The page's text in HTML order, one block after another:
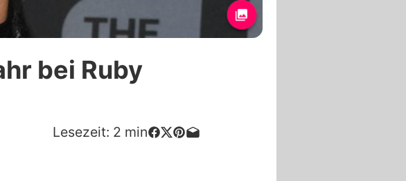
bei Ruby
Lesezeit: 2 min